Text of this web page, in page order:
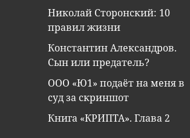
Николай Сторонский: 10
правил жизни
Константин Александров.
Сын или предатель?
ООО «Ю1» подаёт на меня в
суд за скриншот
Книга «КРИПТА». Глава 2